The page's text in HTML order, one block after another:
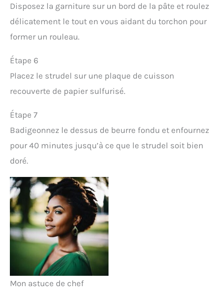
Disposez la garniture sur un bord de la pâte et roulez
délicatement le tout en vous aidant du torchon pour
former un rouleau.
Étape 6
Placez le strudel sur une plaque de cuisson
recouverte de papier sulfurisé.
Étape 7
Badigeonnez le dessus de beurre fondu et enfournez
pour 40 minutes jusqu’à ce que le strudel soit bien
doré.
Mon astuce de chef